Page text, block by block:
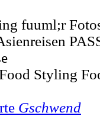
fuuml;r
Styling
Gschwend